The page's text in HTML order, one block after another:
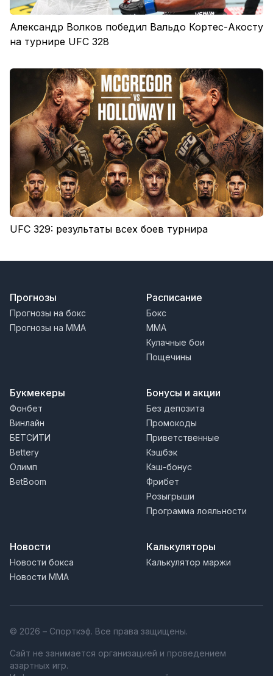
Александр Волков победил Вальдо Кортес-Акосту
на турнире UFC 328
UFC 329: результаты всех боев турнира
Прогнозы
Прогнозы на бокс
Прогнозы на MMA
Расписание
Бокс
MMA
Кулачные бои
Пощечины
Букмекеры
Фонбет
Винлайн
БЕТСИТИ
Bettery
Олимп
BetBoom
Бонусы и акции
Без депозита
Промокоды
Приветственные
Кэшбэк
Кэш-бонус
Фрибет
Розыгрыши
Программа лояльности
Новости
Новости бокса
Новости MMA
Калькуляторы
Калькулятор маржи
© 2026 – Спорткэф. Все права защищены.
Сайт не занимается организацией и проведением
азартных игр.